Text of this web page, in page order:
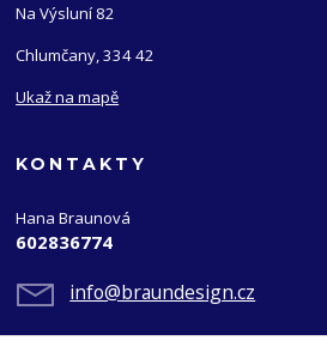
Na Výsluní 82
Chlumčany, 334 42
Ukaž na mapě
KONTAKTY
Hana Braunová
602836774
info@braundesign.cz